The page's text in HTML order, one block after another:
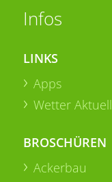
Infos
LINKS
Apps
Wetter Aktuell
BROSCHÜREN
Ackerbau